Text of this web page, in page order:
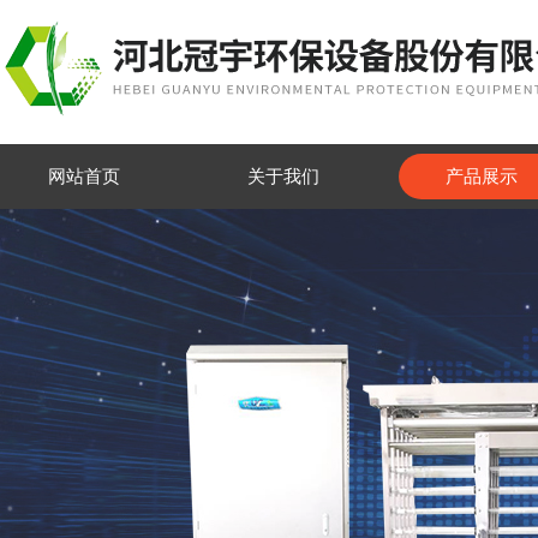
网站首页 关于我们 产品展示